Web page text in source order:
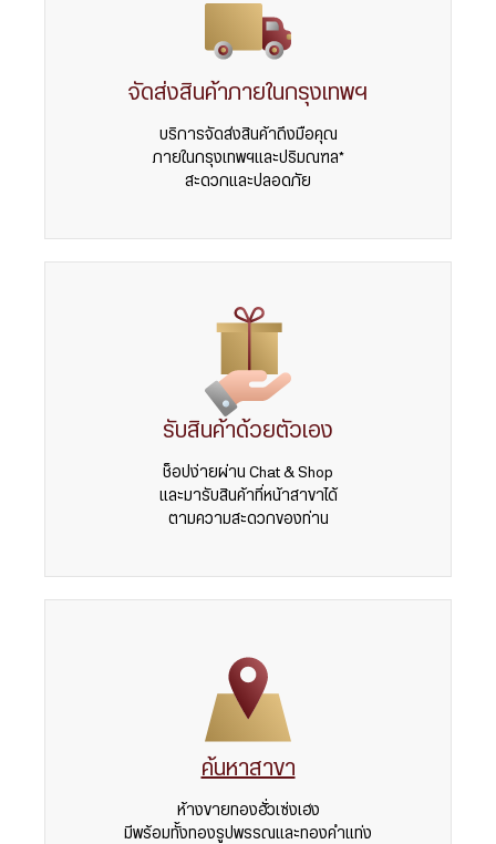
จัดส่งสินค้าภายในกรุงเทพฯ
บริการจัดส่งสินค้าถึงมือคุณ
ภายในกรุงเทพฯและปริมณฑล*
สะดวกและปลอดภัย
รับสินค้าด้วยตัวเอง
ช็อปง่ายผ่าน Chat & Shop
และมารับสินค้าที่หน้าสาขาได้
ตามความสะดวกของท่าน
ค้นหาสาขา
ห้างขายทองฮั่วเซ่งเฮง
มีพร้อมทั้งทองรูปพรรณและทองคำแท่ง